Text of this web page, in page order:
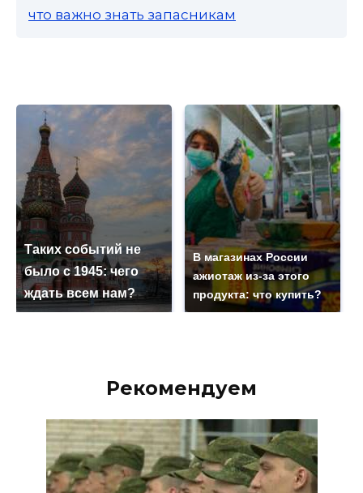
что важно знать запасникам
Таких событий не
было с 1945: чего
ждать всем нам?
В магазинах России
ажиотаж из-за этого
продукта: что купить?
Рекомендуем